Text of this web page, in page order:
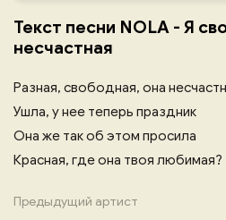
Текст песни NOLA - Я
несчастная
Разная, свободная, она
Ушла, у нее теперь праздник
Она же так об этом просила
Красная, где она твоя любимая?
Предыдущий артист